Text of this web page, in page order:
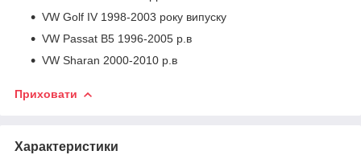
VW Golf IV 1998-2003 року випуску
VW Passat B5 1996-2005 р.в
VW Sharan 2000-2010 р.в
Приховати
Характеристики